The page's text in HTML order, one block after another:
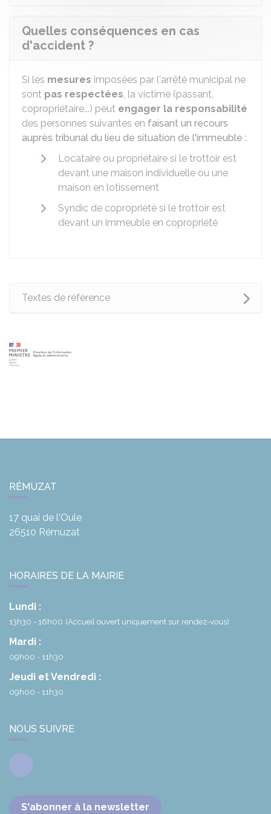
Quelles conséquences en cas
d'accident ?
Si les mesures imposées par l'arrêté municipal ne
sont pas respectées, la victime (passant,
copropriétaire...) peut engager la responsabilité
des personnes suivantes en faisant un recours
auprès tribunal du lieu de situation de l'immeuble :
Locataire ou propriétaire si le trottoir est
devant une maison individuelle ou une
maison en lotissement
Syndic de copropriété si le trottoir est
devant un immeuble en copropriété
Textes de référence
RÉMUZAT
17 quai de l'Oule
26510 Rémuzat
HORAIRES DE LA MAIRIE
Lundi :
13h30 - 16h00 (Accueil ouvert uniquement sur rendez-vous)
Mardi :
09h00 - 11h30
Jeudi et Vendredi :
09h00 - 11h30
NOUS SUIVRE
Facebook
S'abonner à la newsletter